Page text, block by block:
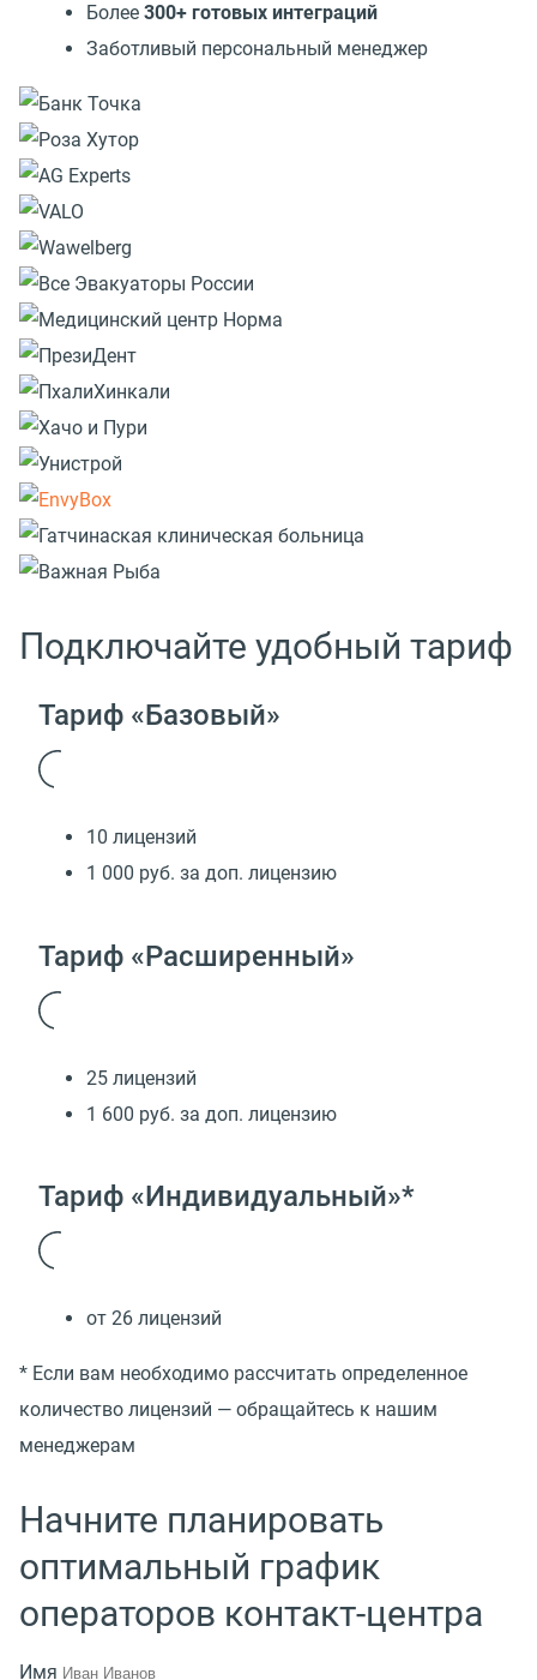
Более 300+ готовых интеграций
Заботливый персональный менеджер
Подключайте удобный тариф
Тариф «Базовый»
10 лицензий
1 000 руб. за доп. лицензию
Тариф «Расширенный»
25 лицензий
1 600 руб. за доп. лицензию
Тариф «Индивидуальный»*
от 26 лицензий
* Если вам необходимо рассчитать определенное
количество лицензий — обращайтесь к нашим
менеджерам
Начните планировать
оптимальный график
операторов контакт-центра
Имя